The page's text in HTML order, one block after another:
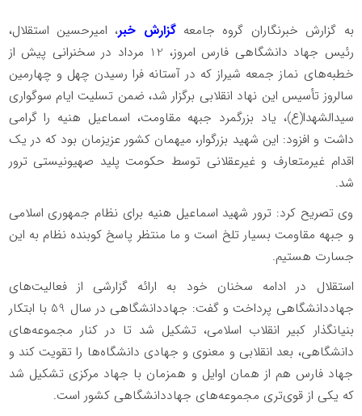
به گزارش خبرنگاران گروه جامعه گزارش خبر، امیرحسین استقلال،
رئیس جهاد دانشگاهی فارس امروز، 12 مرداد در سخنرانی پیش از
خطبه‌های نماز جمعه شیراز که در آستانه فرا رسیدن چهل و چهارمین
سالروز تأسیس این نهاد انقلابی برگزار شد، ضمن تسلیت ایام سوگواری
سیدالشهدا(ع)، یاد بزرگمرد جبهه مقاومت، اسماعیل هنیه را گرامی
داشت و افزود: این شهید بزرگوار، میهمان کشور عزیزمان بود که در یک
اقدام غیرمتعارف و غیرعقلانی توسط حکومت پلید صهیونیستی ترور
شد.
وی تصریح کرد: ترور شهید اسماعیل هنیه برای نظام جمهوری اسلامی
و جبهه مقاومت بسیار تلخ است و ما منتظر پاسخ کوبنده نظام به این
جسارت هستیم.
استقلال در ادامه سخنان خود به ارائه گزارشی از فعالیت‌های
جهاددانشگاهی پرداخت و گفت: جهاددانشگاهی در سال 59 با ابتکار
بنیانگذار کبیر انقلاب اسلامی، تشکیل شد تا در کنار مجموعه‌های
دانشگاهی، بعد انقلابی و معنوی و جهادی دانشگاه‌ها را تقویت کند و
جهاد فارس هم از همان اوایل و همزمان با جهاد مرکزی تشکیل شد
که یکی از قوی‌تری مجموعه‌های جهاددانشگاهی کشور است.